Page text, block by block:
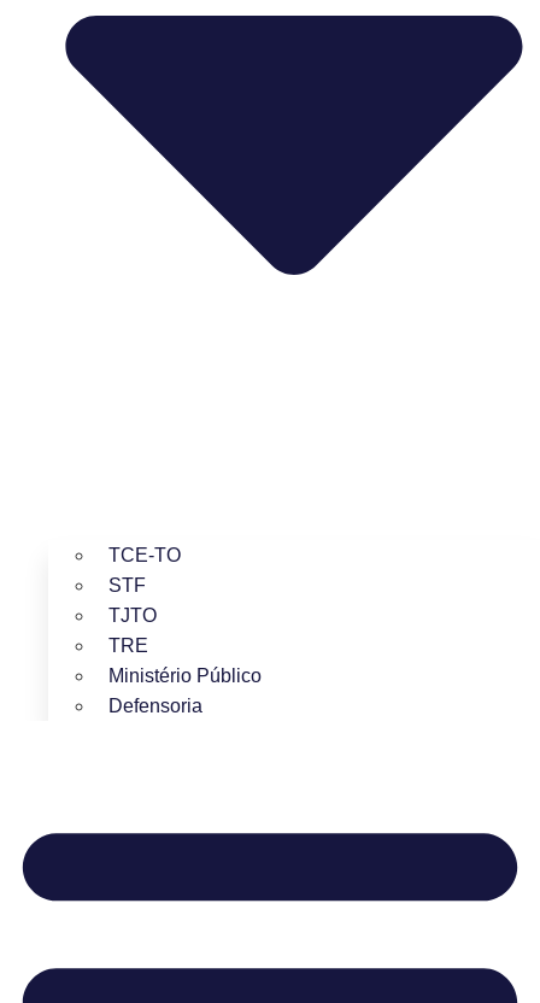
TCE-TO
STF
TJTO
TRE
Ministério Público
Defensoria